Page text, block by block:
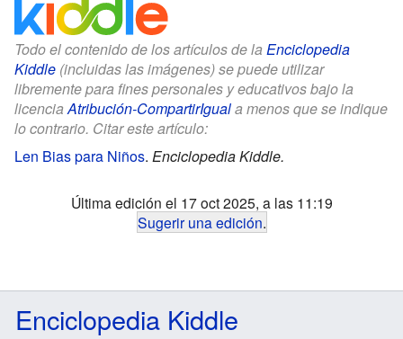
Todo el contenido de los artículos de la Enciclopedia
Kiddle (incluidas las imágenes) se puede utilizar
libremente para fines personales y educativos bajo la
licenciaAtribución-CompartirIguala menos que se indique
lo contrario. Citar este artículo:
Len Bias para Niños. Enciclopedia Kiddle.
Última edición el 17 oct 2025, a las 11:19
Sugerir una edición.
Enciclopedia Kiddle